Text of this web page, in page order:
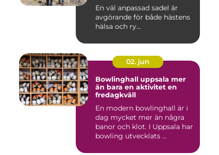
En väl anpassad sadel är
avgörande för både hästens
hälsa och ry...
02. jun
Bowlinghall uppsala mer
än bara en aktivitet en
fredagkväll
En modern bowlinghall är i
dag mycket mer än några
banor och klot. I Uppsala har
bowling utvecklats ...